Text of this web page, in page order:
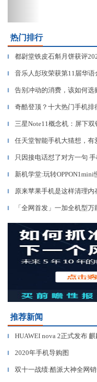
热门排行
▎ 都尉堂铁皮石斛月饼获评
▎ 音乐人彭玫荣获第11届华
▎ 告别冲动的消费，该如何选
▎ 奇酷登顶？十大热门手机排
▎ 三星Note11概念机：屏下双
▎ 任天堂智能手机大猜想，有
▎ 只因接电话怼了对方一句
▎ 新机学堂:玩转OPPON1mini
▎ 原来苹果手机是这样清理
▎ 「全网首发」一加全机型
推荐新闻
▎ HUAWEI nova 2正式发布 麒
▎ 2020年手机导购图
▎ 双十一战绩:酷派大神全网